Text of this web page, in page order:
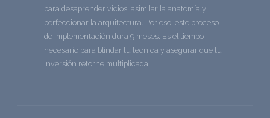
para desaprender vicios, asimilar la anatomía y
perfeccionar la arquitectura. Por eso, este proceso
de implementación dura 9 meses. Es el tiempo
necesario para blindar tu técnica y asegurar que tu
inversión retorne multiplicada.